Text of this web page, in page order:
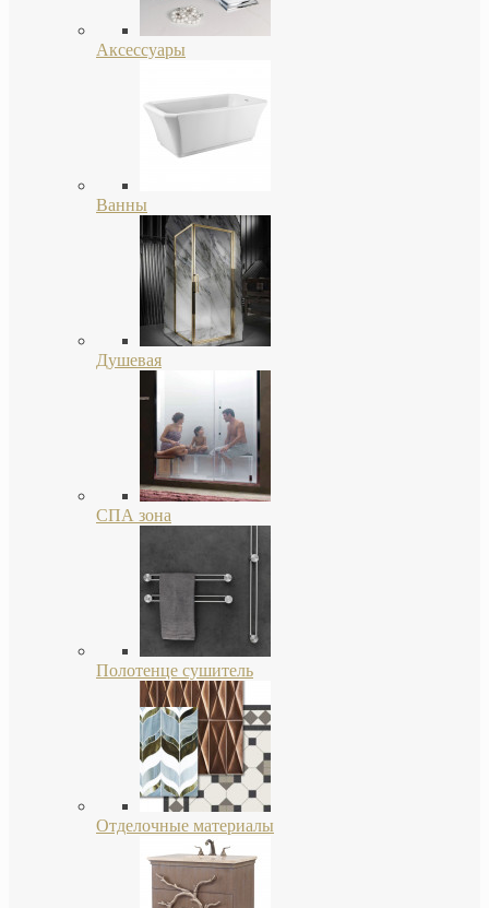
Аксессуары
Ванны
Душевая
СПА зона
Полотенце сушитель
Отделочные материалы